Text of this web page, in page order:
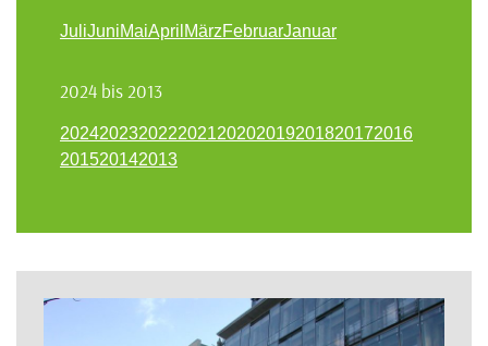
JuliJuniMaiApril MärzFebruarJanuar
2024 bis 2013
202420232022202120202019201820172016
201520142013